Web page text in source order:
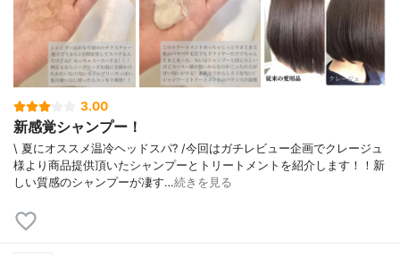
3.00
新感覚シャンプー！
\ 夏にオススメ温冷ヘッドスパ? /今回はガチレビュー企画でクレージュ
様より商品提供頂いたシャンプーとトリートメントを紹介します！！新
しい質感のシャンプーが凄す…続きを見る